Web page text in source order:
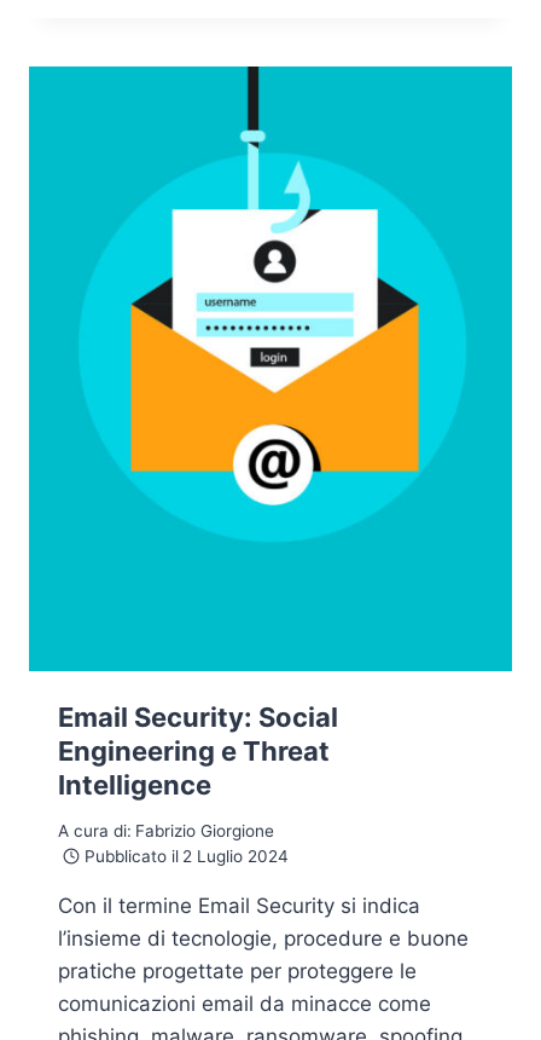
CHAIN
DIFESA
Email Security: Social
Engineering e Threat
Intelligence
A cura di: Fabrizio Giorgione
Pubblicato il 2 Luglio 2024
Con il termine Email Security si indica
l’insieme di tecnologie, procedure e buone
pratiche progettate per proteggere le
comunicazioni email da minacce come